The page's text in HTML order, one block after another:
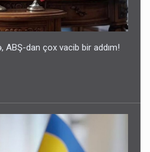
ABŞ-dan çox vacib bir addım!